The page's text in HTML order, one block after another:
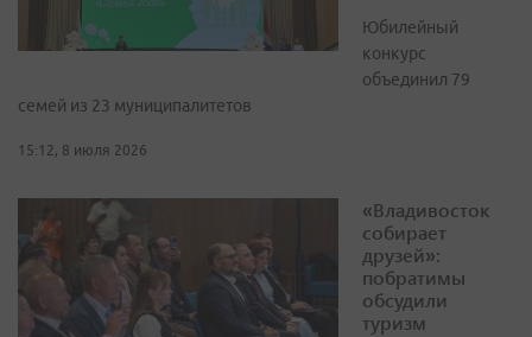
Юбилейный
конкурс
объединил 79
семей из 23 муниципалитетов
15:12, 8 июля 2026
«Владивосток
собирает
друзей»:
побратимы
обсудили
туризм